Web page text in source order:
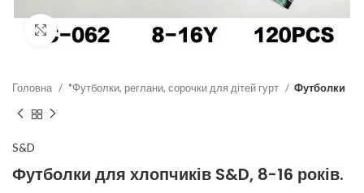
Click to enlarge
Головна *Футболки, реглани, сорочки для дітей гурт Футболки
S&D
Футболки для хлопчиків S&D, 8-16 років.